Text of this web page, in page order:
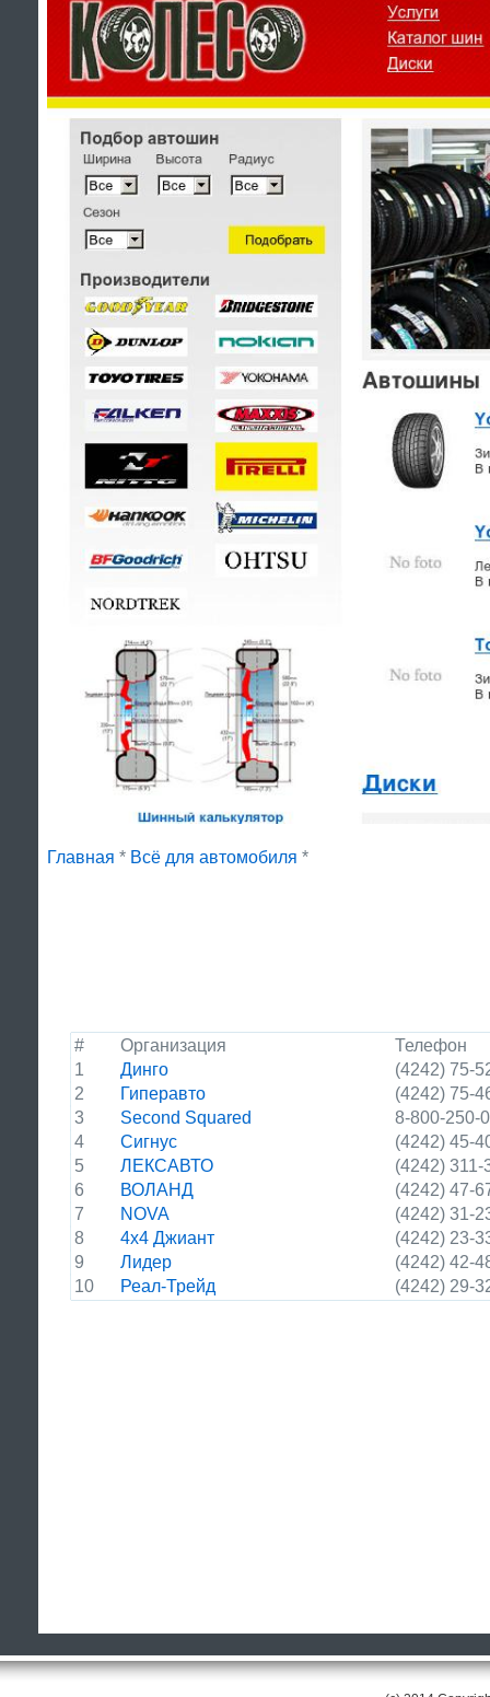
Главная * Всё для автомобиля *
# Организация
Телефон
1
Динго
(4242) 75-
2
Гиперавто
(4242) 75-
3
Second Squared
8-800-250-
4
Сигнус
(4242) 45-
5
ЛЕКСАВТО
(4242) 311-
6
ВОЛАНД
(4242) 47-
7
NOVA
(4242) 31-
8
4х4 Джиант
(4242) 23-
9
Лидер
(4242) 42-
10
Реал-Трейд (4242) 29-